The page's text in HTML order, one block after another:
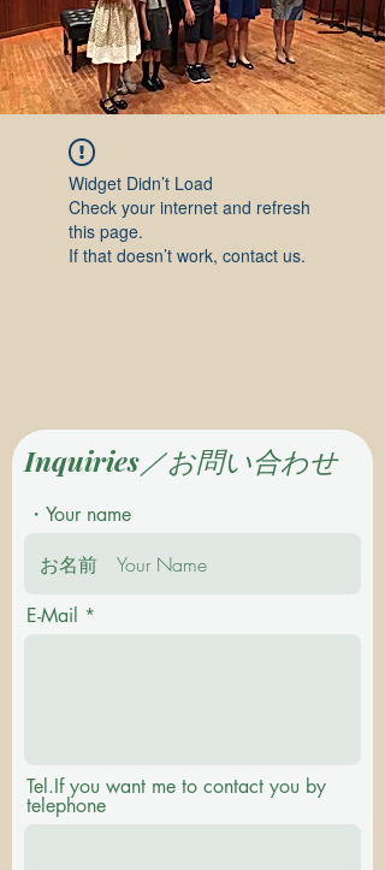
Widget Didn’t Load
Check your internet and refresh
this page.
If that doesn’t work, contact us.
Inquiries／お問い合わせ
・Your name
E-Mail
Tel.If you want me to contact you by
telephone